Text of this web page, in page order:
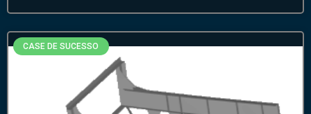
CASE DE SUCESSO